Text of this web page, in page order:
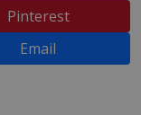
Pinterest
Email